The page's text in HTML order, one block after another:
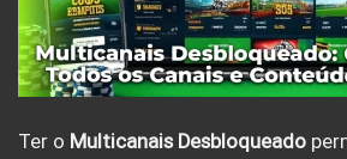
Ter o MulticanaisDesbloqueado